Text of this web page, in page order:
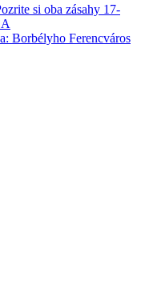
si oba zásahy 17-
Borbélyho Ferencváros